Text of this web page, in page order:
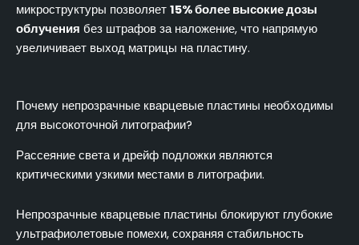
микроструктуры позволяет 15% более высокие дозы
облучения без штрафов за наложение, что напрямую
увеличивает выход матрицы на пластину.
Почему непрозрачные кварцевые пластины необходимы
для высокоточной литографии?
Рассеяние света и дрейф подложки являются
критическими узкими местами в литографии.
Непрозрачные кварцевые пластины блокируют глубокие
ультрафиолетовые помехи, сохраняя стабильность